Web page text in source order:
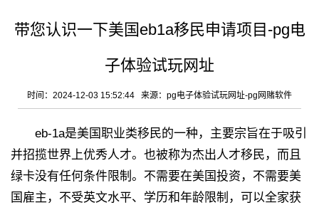
带您认识一下美国eb1a移民申请项目-pg电
子体验试玩网址
时间：2024-12-03 15:52:44 来源： pg电子体验试玩网址-pg网赌软件
eb-1a是美国职业类移民的一种，主要宗旨在于吸引
并招揽世界上优秀人才。也被称为杰出人才移民，而且
绿卡没有任何条件限制。不需要在美国投资，不需要美
国雇主，不受英文水平、学历和年龄限制，可以全家获